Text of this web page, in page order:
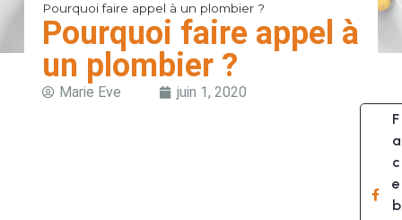
Pourquoi faire appel à un plombier ?
Pourquoi faire appel à
un plombier ?
Marie Eve juin 1, 2020
F
a
c
e
b